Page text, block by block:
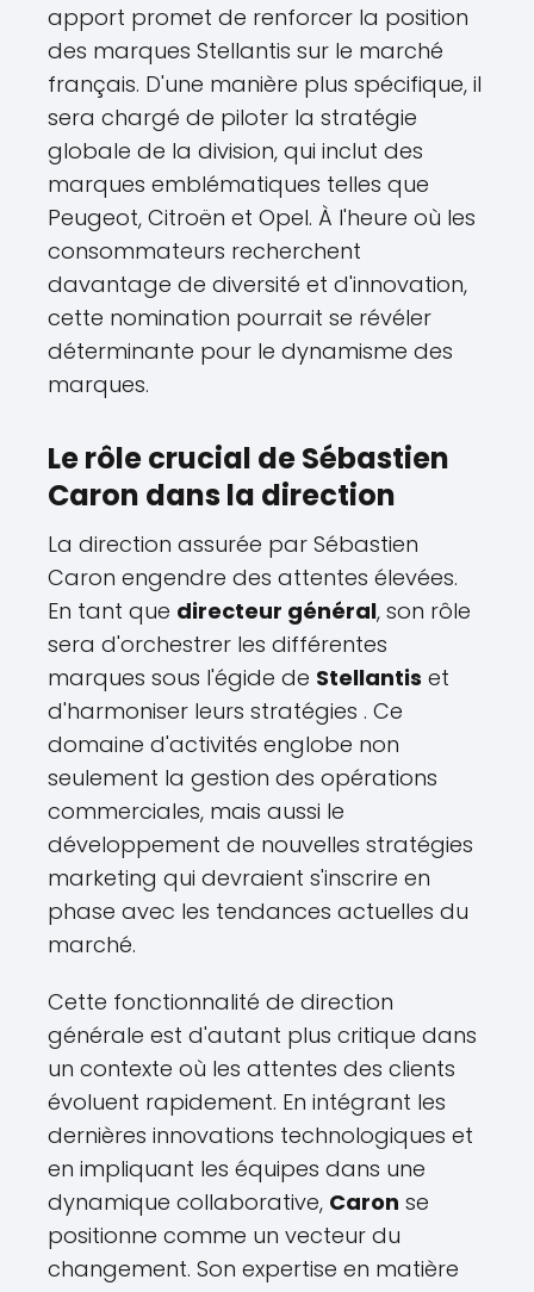
apport promet de renforcer la position
des marques Stellantis sur le marché
français. D'une manière plus spécifique, il
sera chargé de piloter la stratégie
globale de la division, qui inclut des
marques emblématiques telles que
Peugeot, Citroën et Opel. À l'heure où les
consommateurs recherchent
davantage de diversité et d'innovation,
cette nomination pourrait se révéler
déterminante pour le dynamisme des
marques.
Le rôle crucial de Sébastien
Caron dans la direction
La direction assurée par Sébastien
Caron engendre des attentes élevées.
En tant que directeur général, son rôle
sera d'orchestrer les différentes
marques sous l'égide de Stellantis et
d'harmoniser leurs stratégies . Ce
domaine d'activités englobe non
seulement la gestion des opérations
commerciales, mais aussi le
développement de nouvelles stratégies
marketing qui devraient s'inscrire en
phase avec les tendances actuelles du
marché.
Cette fonctionnalité de direction
générale est d'autant plus critique dans
un contexte où les attentes des clients
évoluent rapidement. En intégrant les
dernières innovations technologiques et
en impliquant les équipes dans une
dynamique collaborative, Caron se
positionne comme un vecteur du
changement. Son expertise en matière